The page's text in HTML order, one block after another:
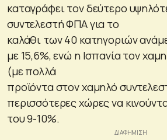
καταγράφει τον δεύτερο
συντελεστή ΦΠΑ για το
καλάθι των 40 κατηγοριών
με 15,6%, ενώ η Ισπανία τον
(με πολλά
προϊόντα στον χαμηλό
περισσότερες χώρες να
του 9-10%.